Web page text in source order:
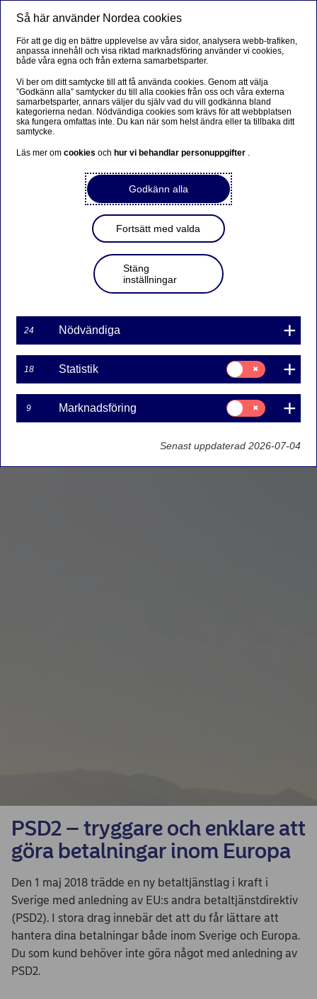
PSD2 – tryggare och enklare att
göra betalningar inom Europa
Den 1 maj 2018 trädde en ny betaltjänstlag i kraft i
Sverige med anledning av EU:s andra betaltjänstdirektiv
(PSD2). I stora drag innebär det att du får lättare att
hantera dina betalningar både inom Sverige och Europa.
Du som kund behöver inte göra något med anledning av
PSD2.
Så här använder Nordea cookies
För att ge dig en bättre upplevelse av våra sidor, analysera webb-trafiken,
anpassa innehåll och visa riktad marknadsföring använder vi cookies,
både våra egna och från externa samarbetsparter.
Vi ber om ditt samtycke till att få använda cookies. Genom att välja
”Godkänn alla” samtycker du till alla cookies från oss och våra externa
samarbetsparter, annars väljer du själv vad du vill godkänna bland
kategorierna nedan. Nödvändiga cookies som krävs för att webbplatsen
ska fungera omfattas inte. Du kan när som helst ändra eller ta tillbaka ditt
samtycke.
Läs mer omcookiesoch hur vi behandlar personuppgifter .
Godkänn alla
Fortsätt med valda
Stäng
inställningar
24 Nödvändiga
18 Statistik
Samtycke
för:
Statistik
9 Marknadsföring
Samtycke
för:
Marknadsföring
Senast uppdaterad 2026-07-04